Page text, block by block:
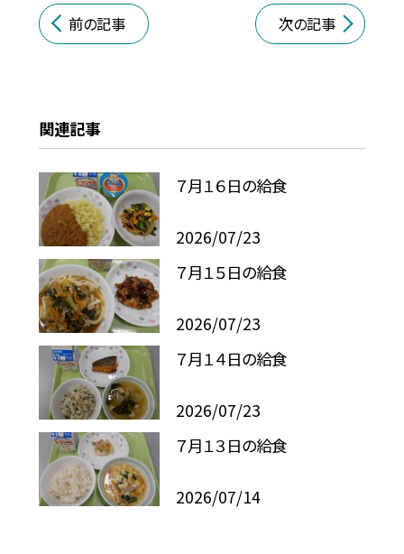
前の記事 次の記事
関連記事
７月１６日の給食
2026/07/23
７月１５日の給食
2026/07/23
７月１４日の給食
2026/07/23
７月１３日の給食
2026/07/14